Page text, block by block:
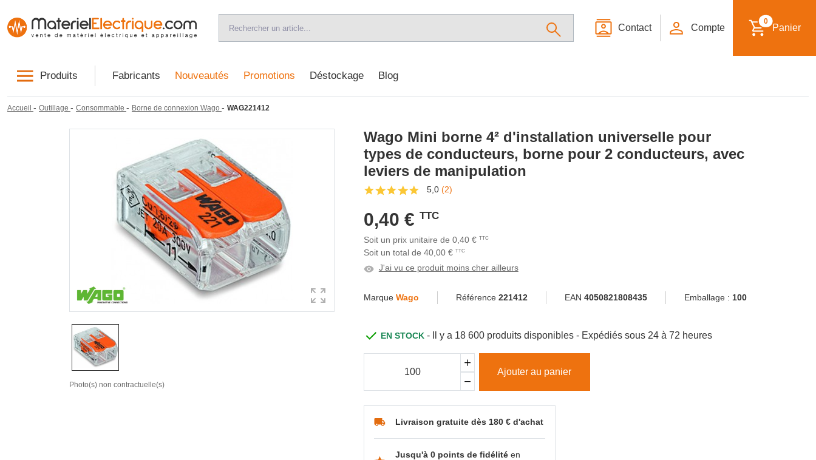
Contact Compte
0
Panier
Produits Fabricants Nouveautés Promotions Déstockage Blog
Accueil - Outillage - Consommable - Borne de connexion Wago - WAG221412
Photo(s) non contractuelle(s)
Wago Mini borne 4² d'installation universelle pour
types de conducteurs, borne pour 2 conducteurs, avec
leviers de manipulation
5,0 (2)
0,40 € TTC
Soit un prix unitaire de 0,40 € TTC
Soit un total de 40,00 € TTC
J'ai vu ce produit moins cher ailleurs
Marque Wago Référence 221412 EAN 4050821808435 Emballage : 100
EN STOCK- Il y a 18 600 produits disponibles - Expédiés sous 24 à 72 heures
Ajouter au panier
Livraison gratuite dès 180 € d'achat
Jusqu'à 0 points de fidélitéen